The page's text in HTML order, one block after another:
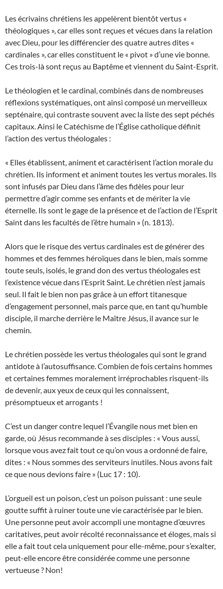
Les écrivains chrétiens les appelèrent bientôt vertus «
théologiques », car elles sont reçues et vécues dans la relation
avec Dieu, pour les différencier des quatre autres dites «
cardinales », car elles constituent le « pivot » d’une vie bonne.
Ces trois-là sont reçus au Baptême et viennent du Saint-Esprit.
Le théologien et le cardinal, combinés dans de nombreuses
réflexions systématiques, ont ainsi composé un merveilleux
septénaire, qui contraste souvent avec la liste des sept péchés
capitaux. Ainsi le Catéchisme de l’Église catholique définit
l’action des vertus théologales :
« Elles établissent, animent et caractérisent l’action morale du
chrétien. Ils informent et animent toutes les vertus morales. Ils
sont infusés par Dieu dans l’âme des fidèles pour leur
permettre d’agir comme ses enfants et de mériter la vie
éternelle. Ils sont le gage de la présence et de l’action de l’Esprit
Saint dans les facultés de l’être humain » (n. 1813).
Alors que le risque des vertus cardinales est de générer des
hommes et des femmes héroïques dans le bien, mais somme
toute seuls, isolés, le grand don des vertus théologales est
l’existence vécue dans l’Esprit Saint. Le chrétien n’est jamais
seul. Il fait le bien non pas grâce à un effort titanesque
d’engagement personnel, mais parce que, en tant qu’humble
disciple, il marche derrière le Maître Jésus, il avance sur le
chemin.
Le chrétien possède les vertus théologales qui sont le grand
antidote à l’autosuffisance. Combien de fois certains hommes
et certaines femmes moralement irréprochables risquent-ils
de devenir, aux yeux de ceux qui les connaissent,
présomptueux et arrogants !
C’est un danger contre lequel l’Évangile nous met bien en
garde, où Jésus recommande à ses disciples : « Vous aussi,
lorsque vous avez fait tout ce qu’on vous a ordonné de faire,
dites : « Nous sommes des serviteurs inutiles. Nous avons fait
ce que nous devions faire » (Luc 17 : 10).
L’orgueil est un poison, c’est un poison puissant : une seule
goutte suffit à ruiner toute une vie caractérisée par le bien.
Une personne peut avoir accompli une montagne d’œuvres
caritatives, peut avoir récolté reconnaissance et éloges, mais si
elle a fait tout cela uniquement pour elle-même, pour s’exalter,
peut-elle encore être considérée comme une personne
vertueuse ? Non!